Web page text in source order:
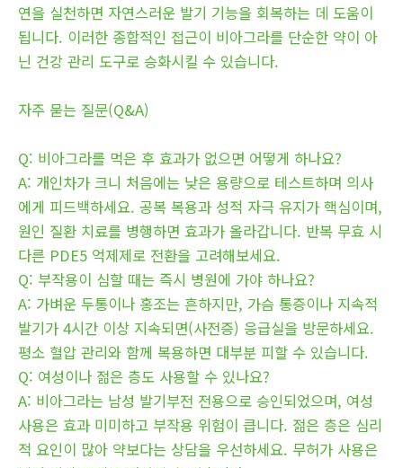
연을 실천하면 자연스러운 발기 기능을 회복하는 데 도움이
됩니다. 이러한 종합적인 접근이 비아그라를 단순한 약이 아
닌 건강 관리 도구로 승화시킬 수 있습니다.
자주 묻는 질문(Q&A)
Q: 비아그라를 먹은 후 효과가 없으면 어떻게 하나요?
A: 개인차가 크니 처음에는 낮은 용량으로 테스트하며 의사
에게 피드백하세요. 공복 복용과 성적 자극 유지가 핵심이며,
원인 질환 치료를 병행하면 효과가 올라갑니다. 반복 무효 시
다른 PDE5 억제제로 전환을 고려해보세요.
Q: 부작용이 심할 때는 즉시 병원에 가야 하나요?
A: 가벼운 두통이나 홍조는 흔하지만, 가슴 통증이나 지속적
발기가 4시간 이상 지속되면(사전증) 응급실을 방문하세요.
평소 혈압 관리와 함께 복용하면 대부분 피할 수 있습니다.
Q: 여성이나 젊은 층도 사용할 수 있나요?
A: 비아그라는 남성 발기부전 전용으로 승인되었으며, 여성
사용은 효과 미미하고 부작용 위험이 큽니다. 젊은 층은 심리
적 요인이 많아 약보다는 상담을 우선하세요. 무허가 사용은